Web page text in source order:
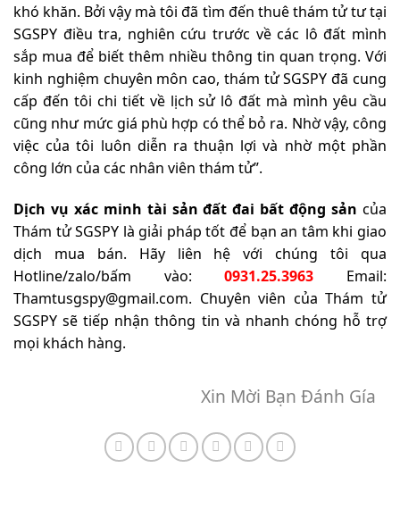
khó khăn. Bởi vậy mà tôi đã tìm đến thuê thám tử tư tại
SGSPY điều tra, nghiên cứu trước về các lô đất mình
sắp mua để biết thêm nhiều thông tin quan trọng. Với
kinh nghiệm chuyên môn cao, thám tử SGSPY đã cung
cấp đến tôi chi tiết về lịch sử lô đất mà mình yêu cầu
cũng như mức giá phù hợp có thể bỏ ra. Nhờ vậy, công
việc của tôi luôn diễn ra thuận lợi và nhờ một phần
công lớn của các nhân viên thám tử”.
Dịch vụ xác minh tài sản đất đai bất động sản của
Thám tử SGSPY là giải pháp tốt để bạn an tâm khi giao
dịch mua bán. Hãy liên hệ với chúng tôi qua
Hotline/zalo/bấm vào:0931.25.3963 Email:
Thamtusgspy@gmail.com. Chuyên viên của Thám tử
SGSPY sẽ tiếp nhận thông tin và nhanh chóng hỗ trợ
mọi khách hàng.
Xin Mời Bạn Đánh Gía